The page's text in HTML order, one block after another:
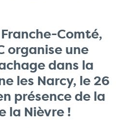
Comté,
organise une
dans la
les Narcy, le 26
présence de la
la Nièvre !